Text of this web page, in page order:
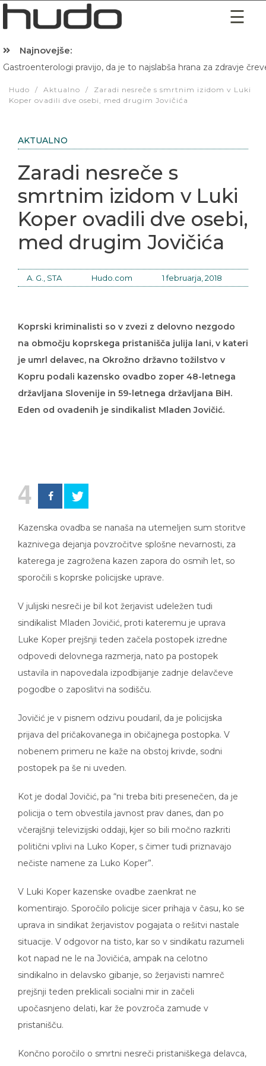
Najnovejše:
Gastroenterologi pravijo, da je to najslabša hrana za zdravje
Hudo / Aktualno /
Zaradi nesreče s smrtnim izidom v Luki
Koper ovadili dve osebi, med drugim Jovičića
AKTUALNO
Zaradi nesreče s
smrtnim izidom v Luki
Koper ovadili dve osebi,
med drugim Jovičića
A. G., STA Hudo.com 1 februarja, 2018
Koprski kriminalisti so v zvezi z delovno nezgodo
na območju koprskega pristanišča julija lani, v kateri
je umrl delavec, na Okrožno državno tožilstvo v
Kopru podali kazensko ovadbo zoper 48-letnega
državljana Slovenije in 59-letnega državljana BiH.
Eden od ovadenih je sindikalist Mladen Jovičić.
4
Kazenska ovadba se nanaša na utemeljen sum storitve
kaznivega dejanja povzročitve splošne nevarnosti, za
katerega je zagrožena kazen zapora do osmih let, so
sporočili s koprske policijske uprave.
V julijski nesreči je bil kot žerjavist udeležen tudi
sindikalist Mladen Jovičić, proti kateremu je uprava
Luke Koper prejšnji teden začela postopek izredne
odpovedi delovnega razmerja, nato pa postopek
ustavila in napovedala izpodbijanje zadnje delavčeve
pogodbe o zaposlitvi na sodišču.
Jovičić je v pisnem odzivu poudaril, da je policijska
prijava del pričakovanega in običajnega postopka. V
nobenem primeru ne kaže na obstoj krivde, sodni
postopek pa še ni uveden.
Kot je dodal Jovičić, pa “ni treba biti presenečen, da je
policija o tem obvestila javnost prav danes, dan po
včerajšnji televizijski oddaji, kjer so bili močno razkriti
politični vplivi na Luko Koper, s čimer tudi priznavajo
nečiste namene za Luko Koper”.
V Luki Koper kazenske ovadbe zaenkrat ne
komentirajo. Sporočilo policije sicer prihaja v času, ko se
uprava in sindikat žerjavistov pogajata o rešitvi nastale
situacije. V odgovor na tisto, kar so v sindikatu razumeli
kot napad ne le na Jovičića, ampak na celotno
sindikalno in delavsko gibanje, so žerjavisti namreč
prejšnji teden preklicali socialni mir in začeli
upočasnjeno delati, kar že povzroča zamude v
pristanišču.
Končno poročilo o smrtni nesreči pristaniškega delavca,